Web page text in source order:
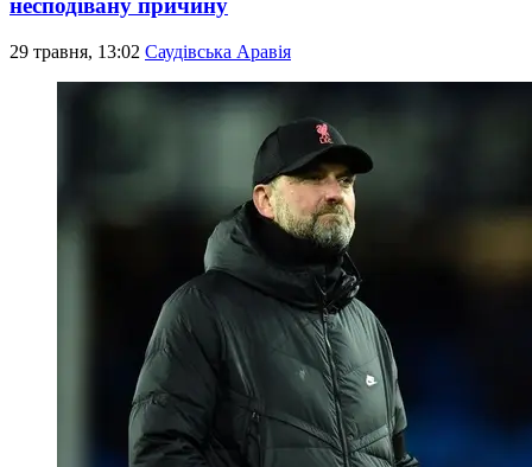
несподівану причину
29 травня, 13:02 Саудівська Аравія